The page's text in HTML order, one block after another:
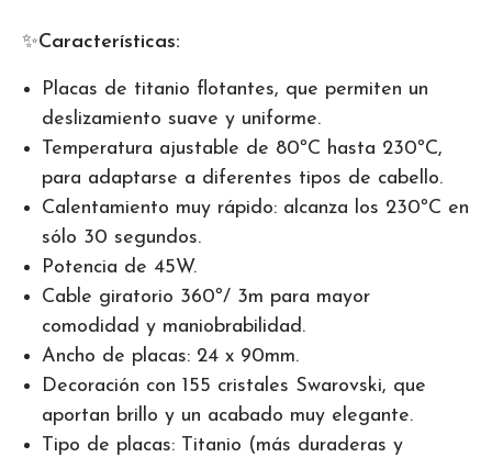
✨Características:
Placas de titanio flotantes, que permiten un
deslizamiento suave y uniforme.
Temperatura ajustable de 80ºC hasta 230ºC,
para adaptarse a diferentes tipos de cabello.
Calentamiento muy rápido: alcanza los 230ºC en
sólo 30 segundos.
Potencia de 45W.
Cable giratorio 360º/ 3m para mayor
comodidad y maniobrabilidad.
Ancho de placas: 24 x 90mm.
Decoración con 155 cristales Swarovski, que
aportan brillo y un acabado muy elegante.
Tipo de placas: Titanio (más duraderas y